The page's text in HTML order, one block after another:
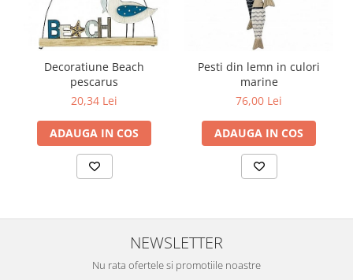
Decoratiune Beach
pescarus
20,34 Lei
ADAUGA IN COS
Pesti din lemn in culori
marine
76,00 Lei
ADAUGA IN COS
NEWSLETTER
Nu rata ofertele si promotiile noastre